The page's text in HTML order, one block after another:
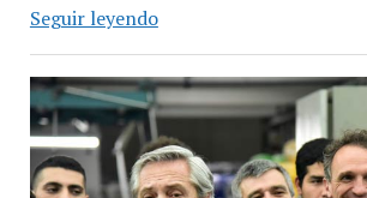
Seguir leyendoPara
«las
tarifas
serán
justas
y